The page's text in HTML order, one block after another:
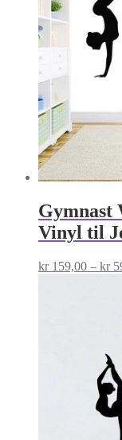
Gymnast
Vinyl til
kr159,00 – kr